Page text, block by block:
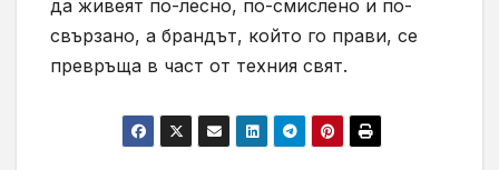
да живеят по-лесно, по-смислено и по-
свързано, а брандът, който го прави, се
превръща в част от техния свят.